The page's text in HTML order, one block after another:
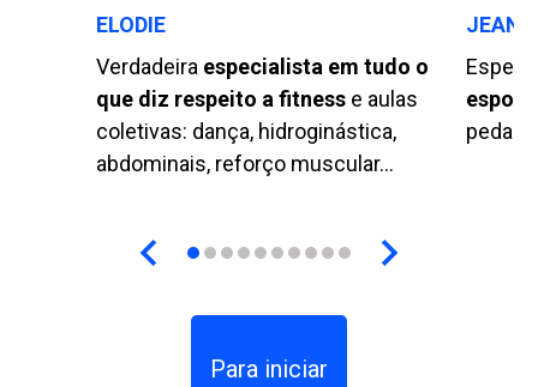
ELODIE
Verdadeira especialista em tudo o
que diz respeito a fitness e aulas
coletivas: dança, hidroginástica,
abdominais, reforço muscular...
JEAN-
Para iniciar